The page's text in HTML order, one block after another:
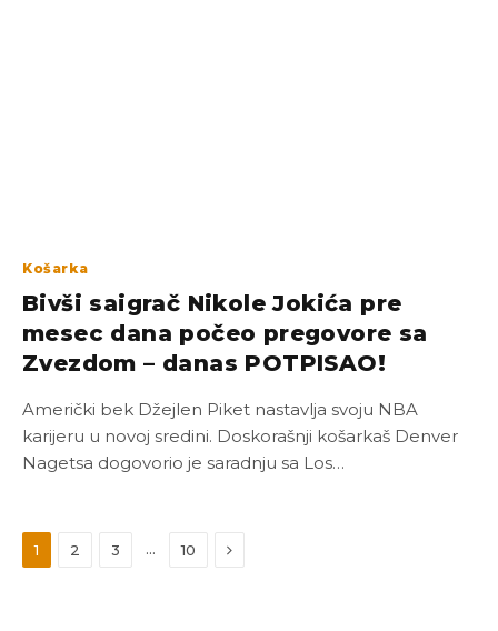
Košarka
Bivši saigrač Nikole Jokića pre
mesec dana počeo pregovore sa
Zvezdom – danas POTPISAO!
Američki bek Džejlen Piket nastavlja svoju NBA
karijeru u novoj sredini. Doskorašnji košarkaš Denver
Nagetsa dogovorio je saradnju sa Los…
1 2 3 … 10 Next